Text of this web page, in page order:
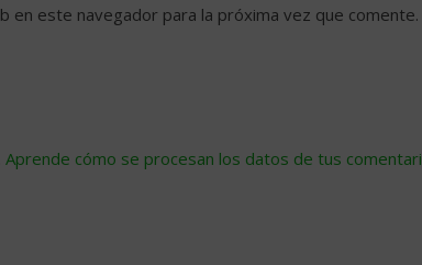
en este navegador para la próxima vez que comente.
Aprende cómo se procesan los datos de tus